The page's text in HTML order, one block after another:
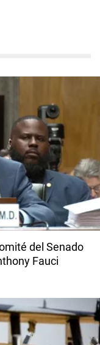
del Senado
Fauci